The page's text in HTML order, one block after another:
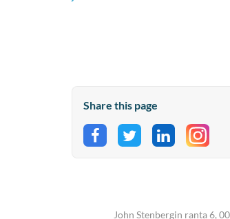
Share this page
Share on Facebook
Share on Twitter
Share on
John Stenbergin ranta 6,